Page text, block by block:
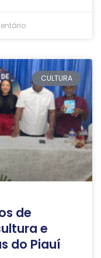
CULTURA
de
e
do Piauí